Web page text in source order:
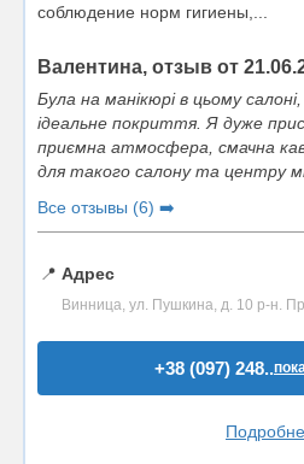
соблюдение норм гигиены,...
Валентина, отзыв от
Була на манікюрі в цьому
ідеальне покриття. Я дуже
приємна атмосфера, смачна
для такого салону та центру
Все отзывы (6) ➡️
📍 Адрес
Винница, ул. Пушкина, д. 10 р-н.
+38 (097) 248..